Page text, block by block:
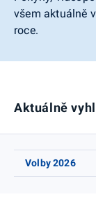
všem aktuálně
roce.
Aktuálně
Volby 2026